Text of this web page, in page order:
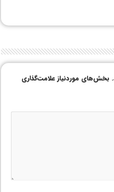
بخش‌های موردنیاز علامت‌گذاری